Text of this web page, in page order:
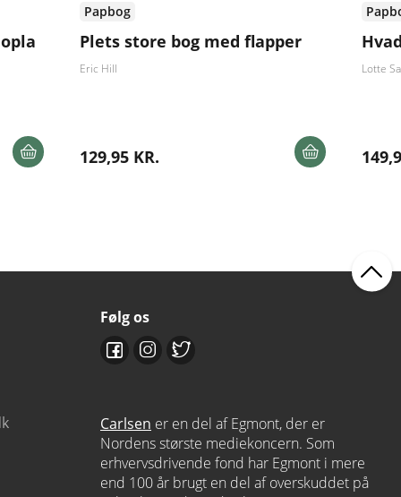
Papbog
Plets store bog med flapper
Eric Hill
129,95 KR.
Lotte
Følg os
Carlsen er en del af Egmont, der er
Nordens største mediekoncern. Som
erhvervsdrivende fond har Egmont i mere
end 100 år brugt en del af overskuddet på